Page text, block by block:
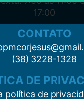
17:00
CONTATO
(38) 3228-1328
DE
política de